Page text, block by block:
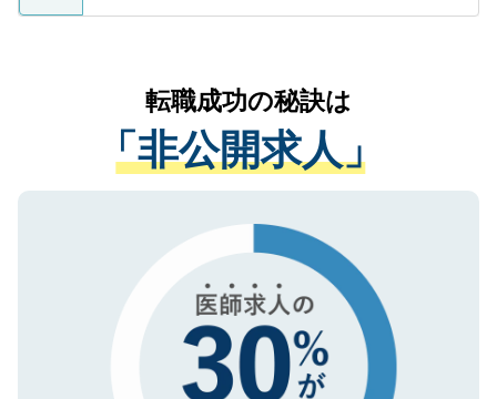
ているすべての個人データはご本人の許可
は、個人情報の取り扱いについての厳密な
管理基準を満たした事業者のみに付与され
る、プライバシーマークを取得済みです。
ご登録いただいた個人情報は、SSL（デー
で、機密保持に関してもご安心ください。
かがいして、現在の医療機関の状況や紹介
経験をまじえながら、適切なアドバイスを
させていただきます。すぐにご転職をされ
ない方には、長期的なサポートが可能です
ので、まずはご登録ください。
転職成功の秘訣は
「非公開求人」